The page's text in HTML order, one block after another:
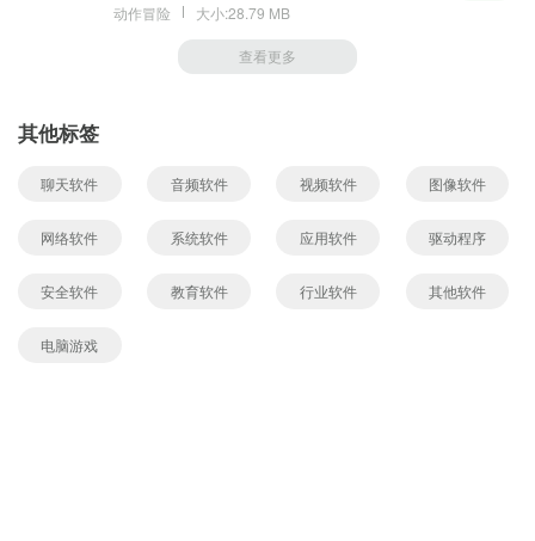
动作冒险 大小:28.79 MB
查看更多
其他标签
聊天软件 音频软件 视频软件 图像软件
网络软件 系统软件 应用软件 驱动程序
安全软件 教育软件 行业软件 其他软件
电脑游戏